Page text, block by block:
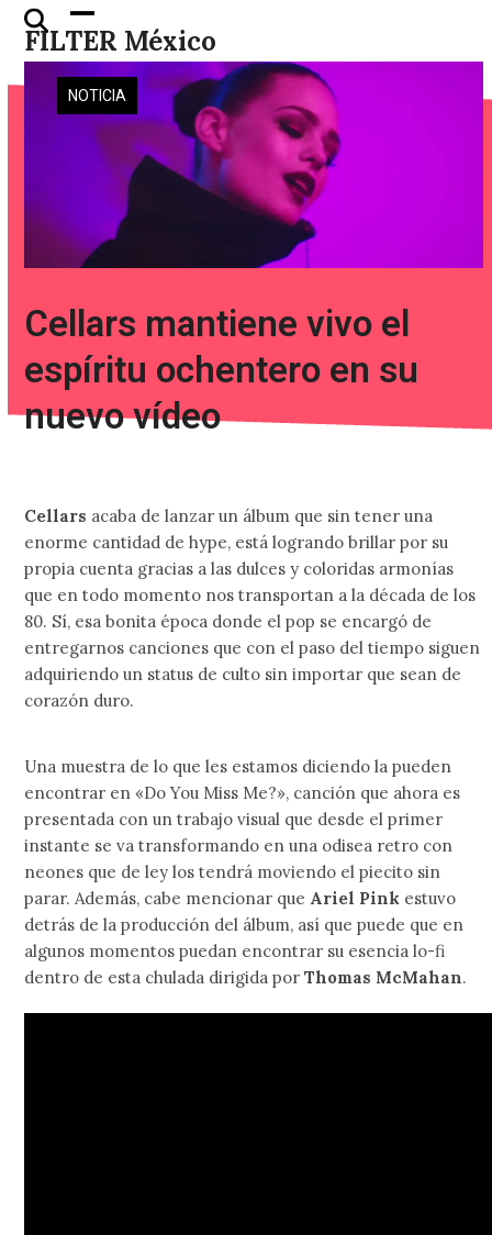
Skip
content
FILTER México
Open
mobile
menu
Close
mobile
menu
NOTICIA
Cellars mantiene vivo el
espíritu ochentero en su
nuevo vídeo
Cellars acaba de lanzar un álbum que sin tener una
enorme cantidad de hype, está logrando brillar por su
propia cuenta gracias a las dulces y coloridas armonías
que en todo momento nos transportan a la década de los
80. Sí, esa bonita época donde el pop se encargó de
entregarnos canciones que con el paso del tiempo siguen
adquiriendo un status de culto sin importar que sean de
corazón duro.
Una muestra de lo que les estamos diciendo la pueden
encontrar en «Do You Miss Me?», canción que ahora es
presentada con un trabajo visual que desde el primer
instante se va transformando en una odisea retro con
neones que de ley los tendrá moviendo el piecito sin
parar. Además, cabe mencionar que Ariel Pink estuvo
detrás de la producción del álbum, así que puede que en
algunos momentos puedan encontrar su esencia lo-fi
dentro de esta chulada dirigida porThomas McMahan.